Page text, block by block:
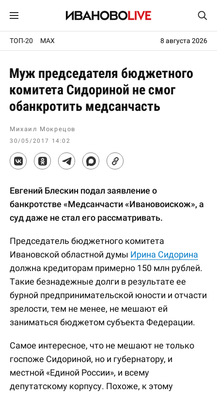
ТОП-20 MAX 8 августа 2026
Муж председателя бюджетного
комитета Сидориной не смог
обанкротить медсанчасть
Михаил Мокрецов
30/05/2017 14:02
Евгений Блескин подал заявление о
банкротстве «Медсанчасти «Ивановоискож», а
суд даже не стал его рассматривать.
Председатель бюджетного комитета
Ивановской областной думы Ирина Сидорина
должна кредиторам примерно 150 млн рублей.
Такие безнадежные долги в результате ее
бурной предпринимательской юности и отчасти
зрелости, тем не менее, не мешают ей
заниматься бюджетом субъекта Федерации.
Самое интересное, что не мешают не только
госпоже Сидориной, но и губернатору, и
местной «Единой России», и всему
депутатскому корпусу. Похоже, к этому